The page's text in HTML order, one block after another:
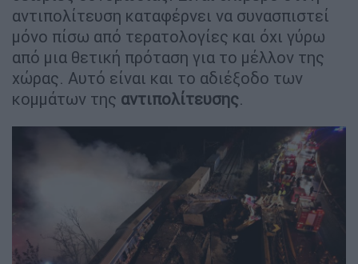
αντιπολίτευση καταφέρνει να συνασπιστεί
μόνο πίσω από τερατολογίες και όχι γύρω
από μια θετική πρόταση για το μέλλον της
χώρας. Αυτό είναι και το αδιέξοδο των
κομμάτων της αντιπολίτευσης.